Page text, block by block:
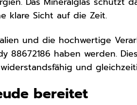
klare Sicht auf die Zeit.
und die hochwertige
88672186 haben werden.
und
bereitet